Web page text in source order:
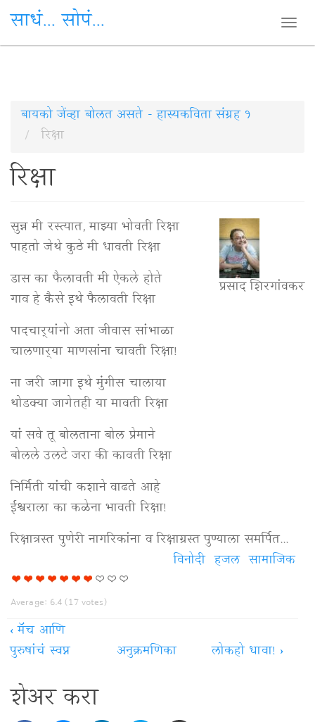
Skip
content
साधं... सोपं...
बायको जेंव्हा बोलत असते - हास्यकविता संग्रह १
रिक्षा
रिक्षा
प्रसाद शिरगांवकर
सुन्न मी रस्त्यात, माझ्या भोवती रिक्षा
पाहतो जेथे कुठे मी धावती रिक्षा
डास का फैलावती मी ऐकले होते
गाव हे कैसे इथे फैलावती रिक्षा
पादचार्‍यांनो अता जीवास सांभाळा
चालणार्‍या माणसांना चावती रिक्षा!
ना जरी जागा इथे मुंगीस चालाया
थोडक्या जागेतही या मावती रिक्षा
यां सवे तू बोलताना बोल प्रेमाने
बोलले उलटे जरा की कावती रिक्षा
निर्मिती यांची कशाने वाढते आहे
ईश्वराला का कळेना भावती रिक्षा!
रिक्षात्रस्त पुणेरी नागरिकांना व रिक्षाग्रस्त पुण्याला समर्पित...
सामाजिक
हजल
विनोदी
Average: 6.4 (17votes)
‹मॅच आणि
पुरुषांचं स्वप्न
अनुक्रमणिका लोकहो धावा! ›
शेअर करा